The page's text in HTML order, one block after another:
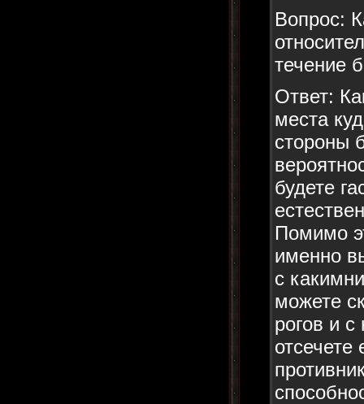
Вопрос:
течение
Ответ:
места
стороны
будете
Помимо
именно
с
можете
рогов и с